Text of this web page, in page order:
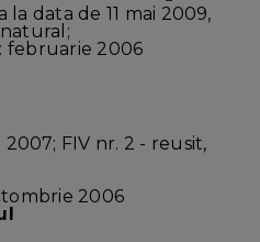
la data de 11 mai 2009,
februarie 2006
2007; FIV nr. 2 - reusit,
2006